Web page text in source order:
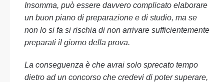
Insomma, può essere davvero complicato elaborare
un buon piano di preparazione e di studio, ma se
non lo si fa si rischia di non arrivare sufficientemente
preparati il giorno della prova.
La conseguenza è che avrai solo sprecato tempo
dietro ad un concorso che credevi di poter superare,